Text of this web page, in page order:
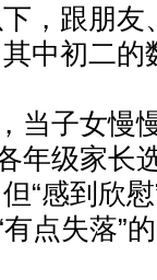
，跟朋友
中初二的
子女慢
年级家长
“感到欣
点失落”